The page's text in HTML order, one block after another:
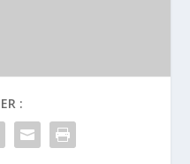
: